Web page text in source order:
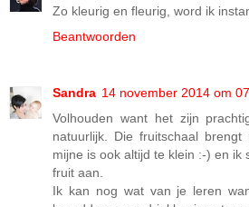
Zo kleurig en fleurig, word ik
Beantwoorden
Sandra 14 november 2014 om
Volhouden want het zijn
natuurlijk. Die fruitschaal
mijne is ook altijd te klein :-) en ik
fruit aan.
Ik kan nog wat van je leren